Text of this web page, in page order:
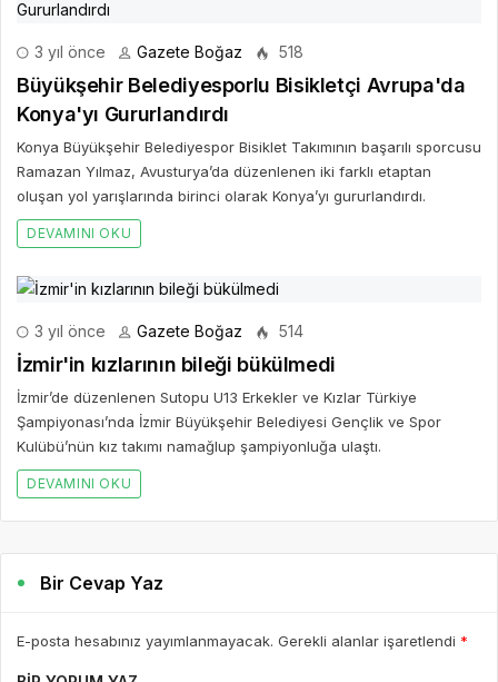
3 yıl önce Gazete Boğaz 518
Büyükşehir Belediyesporlu Bisikletçi Avrupa'da
Konya'yı Gururlandırdı
Konya Büyükşehir Belediyespor Bisiklet Takımının başarılı sporcusu
Ramazan Yılmaz, Avusturya’da düzenlenen iki farklı etaptan
oluşan yol yarışlarında birinci olarak Konya’yı gururlandırdı.
DEVAMINI OKU
3 yıl önce Gazete Boğaz 514
İzmir'in kızlarının bileği bükülmedi
İzmir’de düzenlenen Sutopu U13 Erkekler ve Kızlar Türkiye
Şampiyonası’nda İzmir Büyükşehir Belediyesi Gençlik ve Spor
Kulübü’nün kız takımı namağlup şampiyonluğa ulaştı.
DEVAMINI OKU
Bir Cevap Yaz
E-posta hesabınız yayımlanmayacak. Gerekli alanlar işaretlendi *